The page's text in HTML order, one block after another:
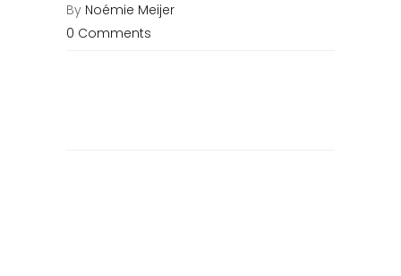
By Noémie Meijer
0 Comments